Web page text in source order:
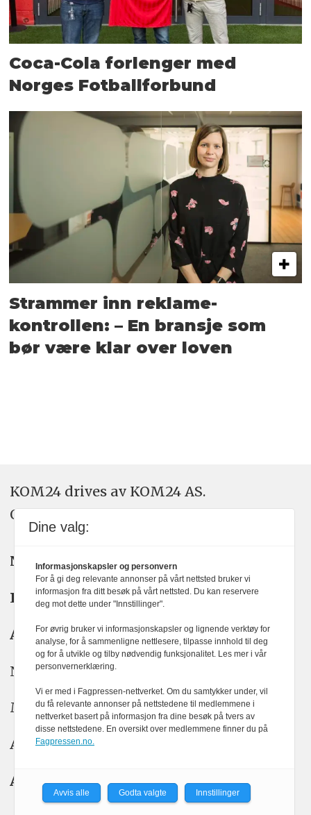
Coca-Cola forlenger med
Norges Fotballforbund
Strammer inn reklame-
kontrollen: – En bransje som
bør være klar over loven
KOM24 drives av KOM24 AS.
Organisasjons­nummer: 928 093 182
Nyhetsredaktør:Yngve Garen Svardal
Redaktør:Hanne McBride
Ansvarlig redaktør:Kristin Stoltenberg
Nyhetstips: tips@kom24.no
Meninger: meninger@kom24.no
Annonse: annonse@watchmedia.no
Abonnement: kom24@watchmedia.no
Dine valg:
Informasjonskapsler og personvern
For å gi deg relevante annonser på vårt nettsted bruker vi
informasjon fra ditt besøk på vårt nettsted. Du kan reservere
deg mot dette under "Innstillinger".
For øvrig bruker vi informasjonskapsler og lignende verktøy for
analyse, for å sammenligne nettlesere, tilpasse innhold til deg
og for å utvikle og tilby nødvendig funksjonalitet. Les mer i vår
personvernerklæring.
Vi er med i Fagpressen-nettverket. Om du samtykker under, vil
du få relevante annonser på nettstedene til medlemmene i
nettverket basert på informasjon fra dine besøk på tvers av
disse nettstedene. En oversikt over medlemmene finner du på
Fagpressen.no.
Avvis alle Godta valgte Innstillinger